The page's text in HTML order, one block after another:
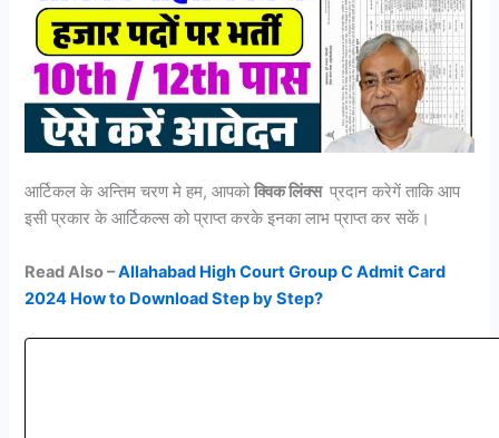
आर्टिकल के अन्तिम चरण मे हम, आपकोक्विक लिंक्स प्रदान करेगें ताकि आप
इसी प्रकार के आर्टिकल्स को प्राप्त करके इनका लाभ प्राप्त कर सकें।
Read Also –Allahabad High Court Group C Admit Card
2024 How to Download Step by Step?